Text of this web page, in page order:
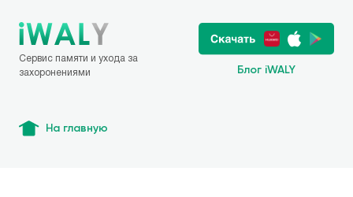
Сервис памяти и ухода за
захоронениями
Блог iWALY
На главную